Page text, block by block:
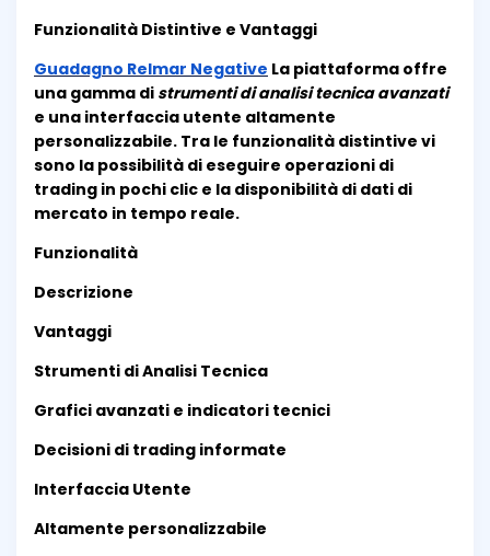
Funzionalità Distintive e Vantaggi
Guadagno Relmar Negative La piattaforma offre
una gamma di strumenti di analisi tecnica avanzati
e una interfaccia utente altamente
personalizzabile. Tra le funzionalità distintive vi
sono la possibilità di eseguire operazioni di
trading in pochi clic e la disponibilità di dati di
mercato in tempo reale.
Funzionalità
Descrizione
Vantaggi
Strumenti di Analisi Tecnica
Grafici avanzati e indicatori tecnici
Decisioni di trading informate
Interfaccia Utente
Altamente personalizzabile